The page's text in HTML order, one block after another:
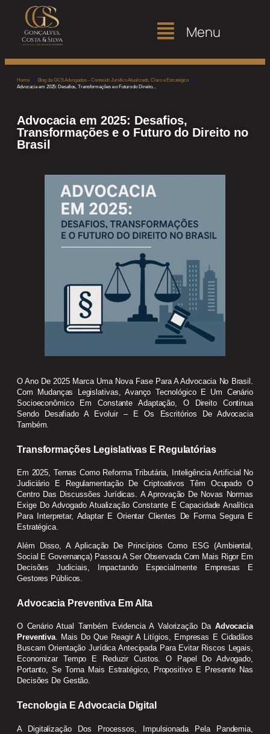
Menu
Home » Blog da GCS Advogados – Conteúdo Jurídico Atualizado, Claro e Estratégico »
Advocacia em 2025: Desafios, Transformações e o Futuro do Direito…
Advocacia em 2025: Desafios,
Transformações e o Futuro do Direito no
Brasil
O Ano De 2025 Marca Uma Nova Fase Para A Advocacia No Brasil.
Com Mudanças Legislativas, Avanço Tecnológico E Um Cenário
Socioeconômico Em Constante Adaptação, O Direito Continua
Sendo Desafiado A Evoluir – E Os Escritórios De Advocacia
Também.
Transformações Legislativas E Regulatórias
Em 2025, Temas Como Reforma Tributária, Inteligência Artificial No
Judiciário E Regulamentação De Criptoativos Têm Ocupado O
Centro Das Discussões Jurídicas. A Aprovação De Novas Normas
Exige Do Advogado Atualização Constante E Capacidade Analítica
Para Interpretar, Adaptar E Orientar Clientes De Forma Segura E
Estratégica.
Além Disso, A Aplicação De Princípios Como ESG (ambiental,
Social E Governança) Passou A Ser Observada Com Mais Rigor Em
Decisões Judiciais, Impactando Especialmente Empresas E
Gestores Públicos.
Advocacia Preventiva Em Alta
O Cenário Atual Também Evidencia A Valorização Da Advocacia
Preventiva. Mais Do Que Reagir A Litígios, Empresas E Cidadãos
Buscam Orientação Jurídica Antecipada Para Evitar Riscos Legais,
Economizar Tempo E Reduzir Custos. O Papel Do Advogado,
Portanto, Se Torna Mais Estratégico, Propositivo E Presente Nas
Decisões De Gestão.
Tecnologia E Advocacia Digital
A Digitalização Dos Processos, Impulsionada Pela Pandemia,